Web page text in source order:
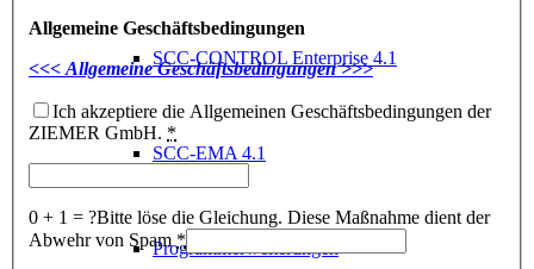
SCC-CONTROL Enterprise 4.1
SCC-EMA 4.1
Programmerweiterungen
Allgemeine Geschäftsbedingungen
<<< Allgemeine Geschäftsbedingungen >>>
Ich akzeptiere die Allgemeinen Geschäftsbedingungen der
ZIEMER GmbH. *
0 + 1 = ?Bitte löse die Gleichung. Diese Maßnahme dient der
Abwehr von Spam *